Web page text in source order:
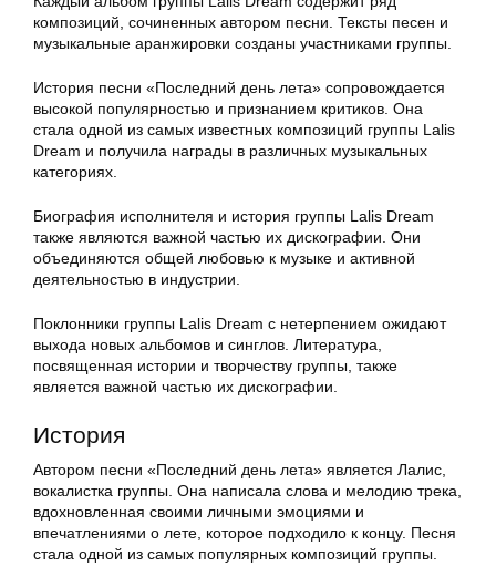
композиций, сочиненных автором песни. Тексты песен и
музыкальные аранжировки созданы участниками группы.
История песни «Последний день лета» сопровождается
высокой популярностью и признанием критиков. Она
стала одной из самых известных композиций группы Lalis
Dream и получила награды в различных музыкальных
категориях.
Биография исполнителя и история группы Lalis Dream
также являются важной частью их дискографии. Они
объединяются общей любовью к музыке и активной
деятельностью в индустрии.
Поклонники группы Lalis Dream с нетерпением ожидают
выхода новых альбомов и синглов. Литература,
посвященная истории и творчеству группы, также
является важной частью их дискографии.
История
Автором песни «Последний день лета» является Лалис,
вокалистка группы. Она написала слова и мелодию трека,
вдохновленная своими личными эмоциями и
впечатлениями о лете, которое подходило к концу. Песня
стала одной из самых популярных композиций группы.